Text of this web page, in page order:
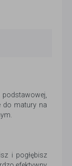
do matury na
i pogłębisz